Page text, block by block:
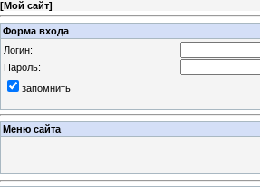
[Мой сайт]
Форма входа
Логин:
Пароль:
запомнить
Меню сайта